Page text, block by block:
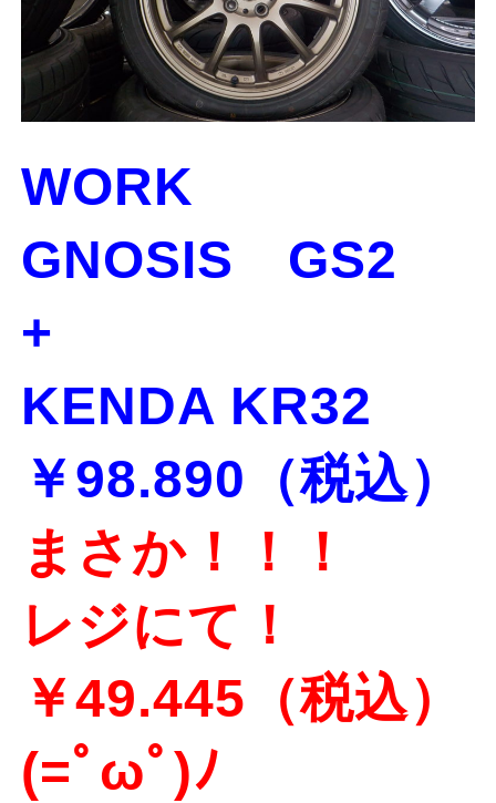
WORK
GNOSIS GS2
+
KENDA KR32
￥98.890（税込）
まさか！！！
レジにて！
￥49.445（税込）
(=ﾟωﾟ)ﾉ